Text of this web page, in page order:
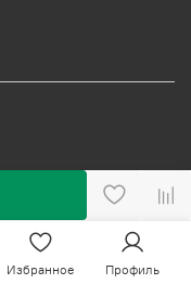
Избранное Профиль